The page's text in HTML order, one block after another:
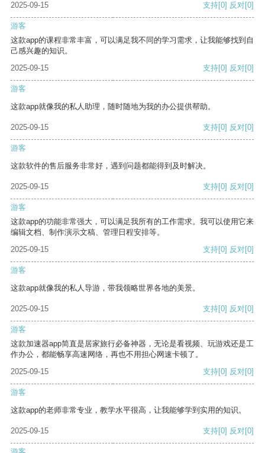
2025-09-15 支持[0] 反对[0]
游客
这款app的课程非常丰富，可以满足我不同的学习需求，让我能够找到自
己感兴趣的知识。
2025-09-15
支持[0] 反对[0]
游客
这款app就像我的私人助理，随时随地为我的办公提供帮助。
2025-09-15 支持[0] 反对[0]
游客
这款软件的售后服务非常好，遇到问题都能得到及时解决。
2025-09-15 支持[0] 反对[0]
游客
这款app的功能非常强大，可以满足我所有的工作需求。我可以使用它来
编辑文档、制作演示文稿、管理日程安排等。
2025-09-15
支持[0] 反对[0]
游客
这款app就像我的私人导游，带我领略世界各地的美景。
2025-09-15 支持[0] 反对[0]
游客
这款加速器app简直是居家旅行必备神器，无论是看视频、玩游戏还是工
作办公，都能畅享高速网络，再也不用担心网速卡顿了。
2025-09-15
支持[0] 反对[0]
游客
这款app的老师非常专业，教学水平很高，让我能够学到实用的知识。
2025-09-15 支持[0] 反对[0]